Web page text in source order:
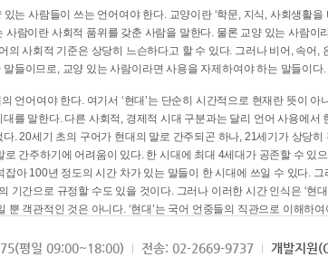
는 사람들이 쓰는 언어여야 한다. 교양이란 ‘학문, 지식, 사회생활을
사람이란 사회적 품위를 갖춘 사람을 말한다. 물론 교양 있는 사람이
의 사회적 기준은 상당히 느슨하다고 할 수 있다. 그러나 비어, 속어,
들이므로, 교양 있는 사람이라면 사용을 자제하여야 하는 말들이다.
언어여야 한다. 여기서 ‘현대’는 단순히 시간적으로 현재란 뜻이 아
를 말한다. 다른 사회적, 경제적 시대 구분과는 달리 언어 사용에서
. 20세기 초의 구어가 현대의 말로 간주되곤 하나, 21세기가 상당히
간주하기에 어려움이 있다. 한 시대에 최대 4세대가 공존할 수 있
아 100년 정도의 시간 차가 있는 말들이 한 시대에 쓰일 수 있다. 그
기간으로 규정할 수도 있을 것이다. 그러나 이러한 시간 인식은 ‘현대
뿐 객관적인 것은 아니다. ‘현대’는 국어 언중들의 직관으로 이해하
이어야 한다. 이는 표준어의 공용어적 성격을 가장 크게 드러내 주
평일 09:00~18:00) 전송: 02-2669-9737 개발지원